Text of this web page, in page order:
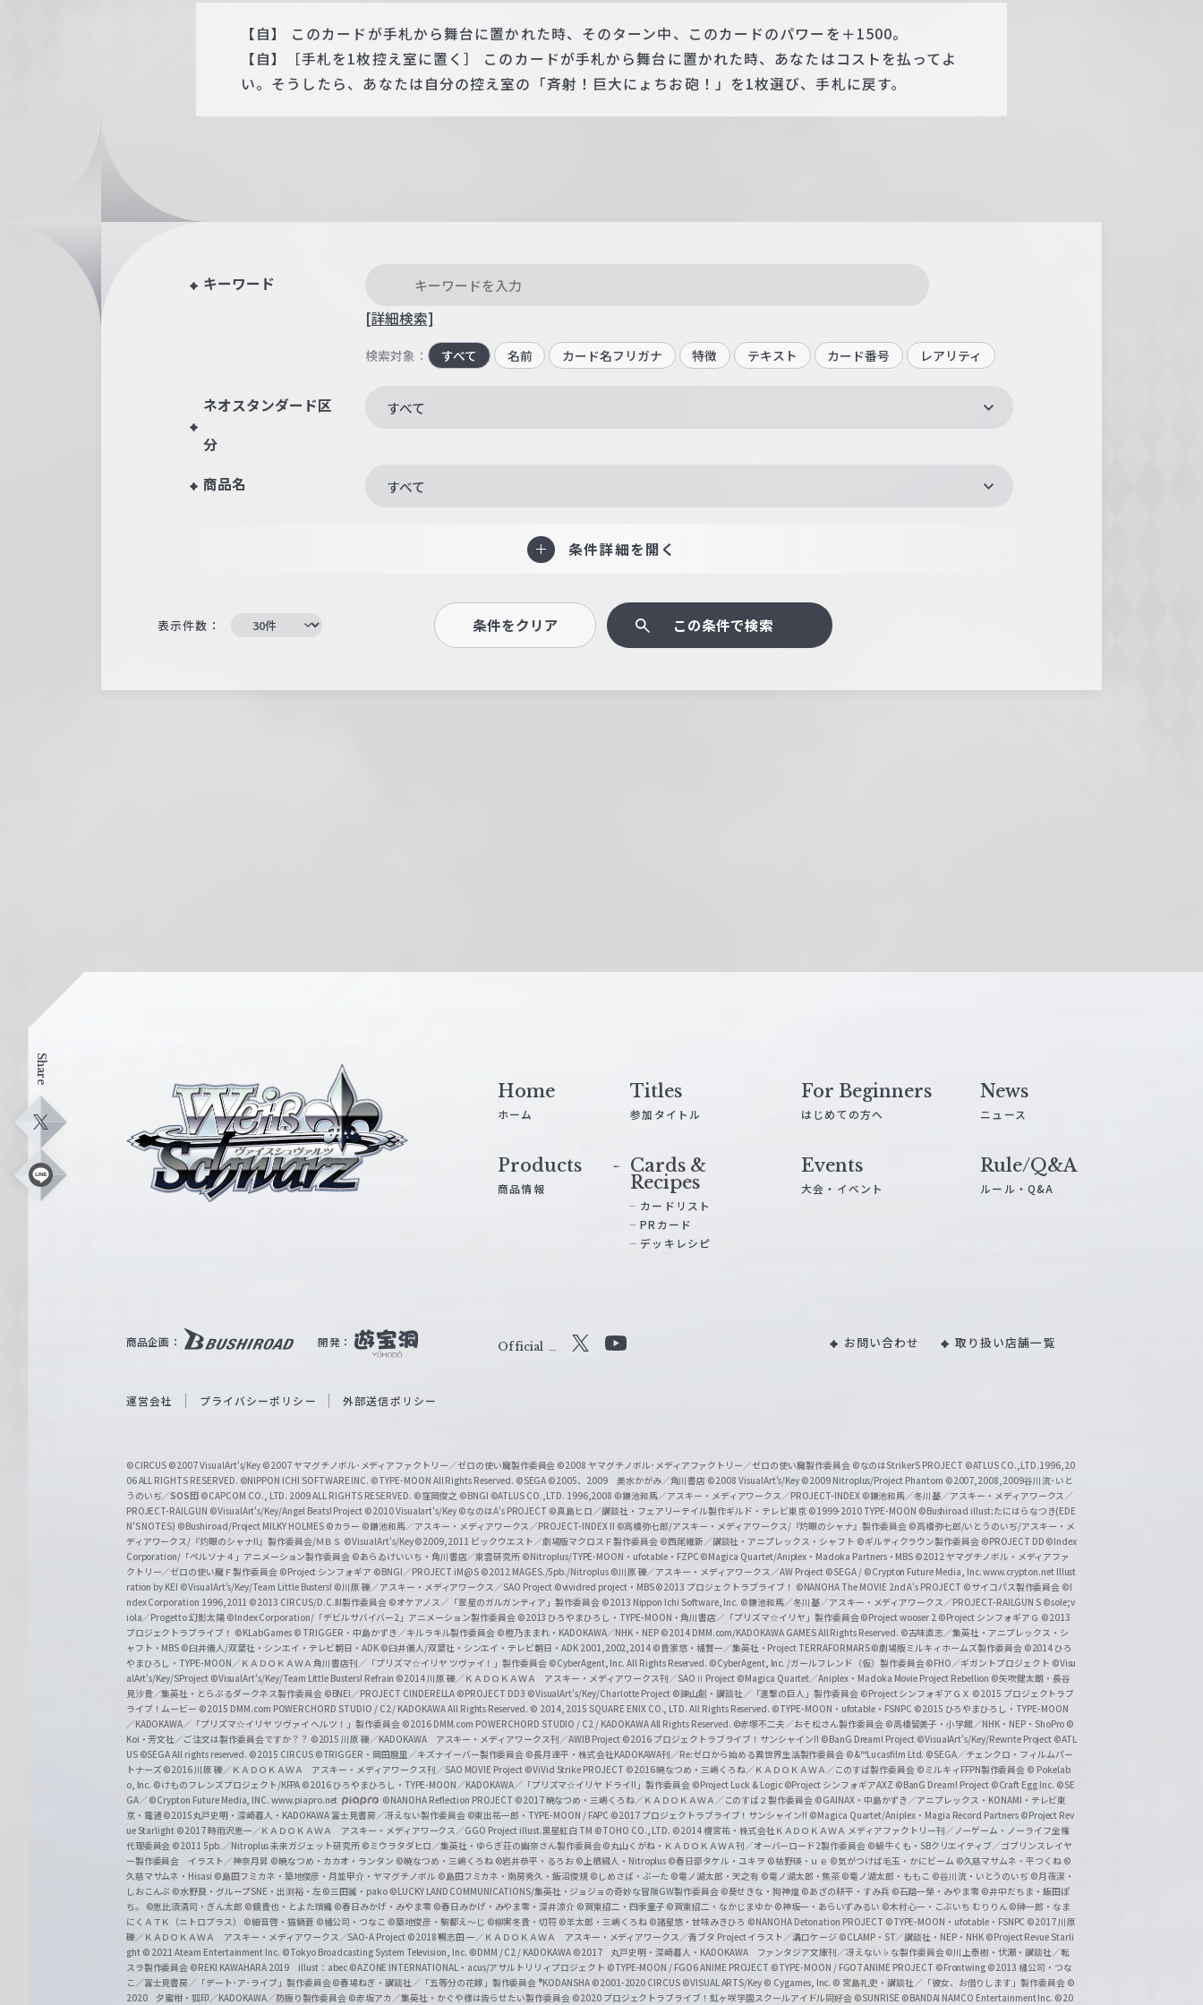
【自】 このカードが手札から舞台に置かれた時、そのターン中、このカードのパワーを＋1500。
【自】［手札を1枚控え室に置く］ このカードが手札から舞台に置かれた時、あなたはコストを払ってよ
い。そうしたら、あなたは自分の控え室の「斉射！巨大にょちお砲！」を1枚選び、手札に戻す。
キーワード
[詳細検索]
検索対象： すべて 名前 カード名フリガナ 特徴 テキスト カード番号 レアリティ
ネオスタンダード区
分
すべて
商品名 すべて
条件詳細を開く
表示件数： 条件をクリア この条件で検索
Share
X
L
ス
W
i
c
h
w
a
r
z
Home
ホーム
Titles
参加タイトル
For Beginners
はじめての方へ
News
ニュース
Products
商品情報
Cards &
Recipes
カードリスト
PRカード
デッキレシピ
Events
大会・イベント
Rule/Q&A
ルール・Q&A
商品企画： 開発： Official
b
e
O
f
f
i
c
i
a
l
C
h
a
n
n
e
l
お問い合わせ 取り扱い店舗一覧
運営会社 プライバシーポリシー 外部送信ポリシー
©CIRCUS ©2007 VisualArt's/Key ©2007 ヤマグチノボル･メディアファクトリー／ゼロの使い魔製作委員会 ©2008 ヤマグチノボル･メディアファクトリー／ゼロの使い魔製作委員会 ©なのはStrikerS PROJECT ©ATLUS CO.,LTD.1996,20
06 ALL RIGHTS RESERVED. ©NIPPON ICHI SOFTWARE INC. ©TYPE-MOON All Rights Reserved. ©SEGA ©2005、2009 美水かがみ／角川書店 ©2008 VisualArt's/Key ©2009 Nitroplus/Project Phantom ©2007,2008,2009谷川流･いと
うのいぢ／SOS団 ©CAPCOM CO., LTD. 2009 ALL RIGHTS RESERVED. ©窪岡俊之 ©BNGI ©ATLUS CO.,LTD. 1996,2008 ©鎌池和馬／アスキー・メディアワークス／PROJECT-INDEX ©鎌池和馬／冬川基／アスキー・メディアワークス／
PROJECT-RAILGUN ©VisualArt's/Key/Angel Beats! Project ©2010 Visualart's/Key ©なのはA's PROJECT ©真島ヒロ／講談社・フェアリーテイル製作ギルド・テレビ東京 ©1999-2010 TYPE-MOON ©Bushiroad illust:たにはらなつき(EDE
N'S NOTES) ©Bushiroad/Project MILKY HOLMES ©カラー ©鎌池和馬／アスキー・メディアワークス／PROJECT-INDEX II ©高橋弥七郎/アスキー・メディアワークス/『灼眼のシャナ』製作委員会 ©高橋弥七郎/いとうのいぢ/アスキー・メ
ディアワークス/『灼眼のシャナII』製作委員会/ＭＢＳ ©VisualArt's/Key©2009,2011 ビックウエスト／劇場版マクロスＦ製作委員会 ©西尾維新／講談社・アニプレックス・シャフト ©ギルティクラウン製作委員会 ©PROJECT DD ©Index
Corporation/「ペルソナ４」アニメーション製作委員会 ©あらゐけいいち・角川書店／東雲研究所 ©Nitroplus/TYPE-MOON・ufotable・FZPC ©Magica Quartet/Aniplex・Madoka Partners・MBS ©2012 ヤマグチノボル・メディアファ
クトリー／ゼロの使い魔Ｆ製作委員会 ©Project シンフォギア ©BNGI／PROJECT iM@S ©2012 MAGES./5pb./Nitroplus ©川原 礫／アスキー・メディアワークス／AW Project ©SEGA / ©Crypton Future Media, Inc. www.crypton.net Illust
ration by KEI ©VisualArt's/Key/Team Little Busters! ©川原 礫／アスキー・メディアワークス／SAO Project ©vividred project・MBS ©2013 プロジェクトラブライブ！ ©NANOHA The MOVIE 2nd A's PROJECT ©サイコパス製作委員会 ©I
ndex Corporation 1996,2011 ©2013 CIRCUS/D.C.III製作委員会 ©オケアノス／「翠星のガルガンティア」製作委員会 ©2013 Nippon Ichi Software, Inc. ©鎌池和馬／冬川基／アスキー・メディアワークス／PROJECT-RAILGUN S ©sole;v
iola／Progetto 幻影太陽 ©Index Corporation/「デビルサバイバー2」アニメーション製作委員会 ©2013 ひろやまひろし・TYPE-MOON・角川書店／「プリズマ☆イリヤ」製作委員会©Project wooser 2 ©Project シンフォギアＧ ©2013
プロジェクトラブライブ！ ©KLabGames © TRIGGER・中島かずき／キルラキル製作委員会 ©橙乃ままれ・KADOKAWA／NHK・NEP ©2014 DMM.com/KADOKAWA GAMES All Rights Reserved. ©古味直志／集英社・アニプレックス・シ
ャフト・MBS ©臼井儀人/双葉社・シンエイ・テレビ朝日・ADK ©臼井儀人/双葉社・シンエイ・テレビ朝日・ADK 2001,2002,2014 ©貴家悠・橘賢一／集英社・Project TERRAFORMARS©劇場版ミルキィホームズ製作委員会 ©2014 ひろ
やまひろし・TYPE-MOON／ＫＡＤＯＫＡＷＡ 角川書店刊／「プリズマ☆イリヤ ツヴァイ！」製作委員会 ©CyberAgent, Inc. All Rights Reserved. ©CyberAgent, Inc. /ガールフレンド（仮）製作委員会©FHO／ギガントプロジェクト ©Visu
alArt's/Key/SProject ©VisualArt's/Key/Team Little Busters! Refrain ©2014 川原 礫／ＫＡＤＯＫＡＷＡ アスキー・メディアワークス刊／SAOⅡ Project ©Magica Quartet／Aniplex・Madoka Movie Project Rebellion ©矢吹健太朗・長谷
見沙貴／集英社・とらぶるダークネス製作委員会 ©BNEI／PROJECT CINDERELLA ©PROJECT DD3 ©VisualArt's/Key/Charlotte Project ©諫山創・講談社／「進撃の巨人」製作委員会 ©Project シンフォギアＧＸ ©2015 プロジェクトラブ
ライブ！ムービー ©2015 DMM.com POWERCHORD STUDIO / C2 / KADOKAWA All Rights Reserved. © 2014, 2015 SQUARE ENIX CO., LTD. All Rights Reserved. ©TYPE-MOON・ufotable・FSNPC ©2015 ひろやまひろし・TYPE-MOON
／KADOKAWA／「プリズマ☆イリヤ ツヴァイ ヘルツ！」製作委員会 ©2016 DMM.com POWERCHORD STUDIO / C2 / KADOKAWA All Rights Reserved. ©赤塚不二夫／おそ松さん製作委員会 ©高橋留美子・小学館／NHK・NEP・ShoPro ©
Koi・芳文社／ご注文は製作委員会ですか？？ ©2015 川原 礫／KADOKAWA アスキー・メディアワークス刊／AWIB Project ©2016 プロジェクトラブライブ！サンシャイン!! ©BanG Dream! Project ©VisualArt's/Key/Rewrite Project ©ATL
US ©SEGA All rights reserved. ©2015 CIRCUS ©TRIGGER・岡田麿里／キズナイーバー製作委員会 ©長月達平・株式会社KADOKAWA刊／Re:ゼロから始める異世界生活製作委員会 ©&™Lucasfilm Ltd. ©SEGA／チェンクロ・フィルムパー
トナーズ©2016 川原 礫／ＫＡＤＯＫＡＷＡ アスキー・メディアワークス刊／SAO MOVIE Project ©ViVid Strike PROJECT ©2016 暁なつめ・三嶋くろね／ＫＡＤＯＫＡＷＡ／このすば製作委員会 ©ミルキィFFPN製作委員会 © Pokelab
o, Inc. ©けものフレンズプロジェクト/KFPA ©2016 ひろやまひろし・TYPE-MOON／KADOKAWA／「プリズマ☆イリヤ ドライ!!」製作委員会 ©Project Luck & Logic ©Project シンフォギアAXZ ©BanG Dream! Project ©Craft Egg Inc. ©SE
GA／ ©Crypton Future Media, INC. www.piapro.net
©NANOHA Reflection PROJECT ©2017 暁なつめ・三嶋くろね／ＫＡＤＯＫＡＷＡ／このすば２製作委員会 ©GAINAX・中島かずき／アニプレックス・KONAMI・テレビ東
京・電通 ©2015丸戸史明・深崎暮人・KADOKAWA 富士見書房／冴えない製作委員会 ©東出祐一郎・TYPE-MOON / FAPC ©2017 プロジェクトラブライブ！サンシャイン!! ©Magica Quartet/Aniplex・Magia Record Partners ©Project Rev
ue Starlight ©2017 時雨沢恵一／ＫＡＤＯＫＡＷＡ アスキー・メディアワークス／GGO Project illust.黒星紅白 TM ©TOHO CO., LTD. ©2014 榎宮祐・株式会社ＫＡＤＯＫＡＷＡ メディアファクトリー刊／ノーゲーム・ノーライフ全権
代理委員会 ©2011 5pb.／Nitroplus 未来ガジェット研究所 ©ミウラタダヒロ／集英社・ゆらぎ荘の幽奈さん製作委員会©丸山くがね・ＫＡＤＯＫＡＷＡ刊／オーバーロード2製作委員会 ©蝸牛くも・SBクリエイティブ／ゴブリンスレイヤ
ー製作委員会 イラスト／神奈月昇 ©暁なつめ・カカオ・ランタン ©暁なつめ・三嶋くろね ©岩井恭平・るろお ©上栖綴人・Nitroplus ©春日部タケル・ユキヲ ©枯野瑛・ｕｅ ©気がつけば毛玉・かにビーム ©久慈マサムネ・平つくね ©
久慈マサムネ・Hisasi ©島田フミカネ・築地俊彦・月並甲介・ヤマグチノボル ©島田フミカネ・南房秀久・飯沼俊規 ©しめさば・ぶーた ©竜ノ湖太郎・天之有 ©竜ノ湖太郎・焦茶 ©竜ノ湖太郎・ももこ ©谷川流・いとうのいぢ ©月夜涙・
しおこんぶ ©水野良・グループSNE・出渕裕・左 ©三田誠・pako ©LUCKY LAND COMMUNICATIONS/集英社・ジョジョの奇妙な冒険GW製作委員会 ©葵せきな・狗神煌 ©あざの耕平・すみ兵 ©石踏一榮・みやま零 ©井中だちま・飯田ぽ
ち。
©恵比須清司・ぎん太郎 ©鏡貴也・とよた瑣織 ©春日みかげ・みやま零 ©春日みかげ・みやま零・深井涼介 ©賀東招二・四季童子 ©賀東招二・なかじまゆか ©神坂一・あらいずみるい ©木村心一・こぶいち むりりん ©榊一郎・なま
にくＡＴＫ（ニトロプラス） ©細音啓・猫鍋蒼 ©橘公司・つなこ ©築地俊彦・駒都え～じ ©柳実冬貴・切符 ©羊太郎・三嶋くろね ©諸星悠・甘味みきひろ ©NANOHA Detonation PROJECT ©TYPE-MOON・ufotable・FSNPC ©2017 川原
礫／ＫＡＤＯＫＡＷＡ アスキー・メディアワークス／SAO-A Project ©2018 鴨志田 一／ＫＡＤＯＫＡＷＡ アスキー・メディアワークス／青ブタ Project イラスト／溝口ケージ ©CLAMP・ST／講談社・NEP・NHK ©Project Revue Starli
ght © 2021 Ateam Entertainment Inc. ©Tokyo Broadcasting System Television, Inc. ©DMM / C2 / KADOKAWA ©2017 丸戸史明・深崎暮人・KADOKAWA ファンタジア文庫刊／冴えない♭な製作委員会©川上泰樹・伏瀬・講談社／転
スラ製作委員会 ©REKI KAWAHARA 2019 illust：abec ©AZONE INTERNATIONAL・acus/アサルトリリィプロジェクト ©TYPE-MOON / FGO6 ANIME PROJECT ©TYPE-MOON / FGO7 ANIME PROJECT ©Frontwing ©2013 橘公司・つな
こ／富士見書房／「デート･ア･ライブ」製作委員会©春場ねぎ・講談社／「五等分の花嫁」製作委員会 ®KODANSHA ©2001-2020 CIRCUS ©VISUAL ARTS/Key © Cygames, Inc. © 宮島礼吏・講談社／「彼女、お借りします」製作委員会 ©
2020 夕蜜柑・狐印／KADOKAWA／防振り製作委員会 ©赤坂アカ／集英社・かぐや様は告らせたい製作委員会 ©2020 プロジェクトラブライブ！虹ヶ咲学園スクールアイドル同好会 ©SUNRISE ©BANDAI NAMCO Entertainment Inc. ©20